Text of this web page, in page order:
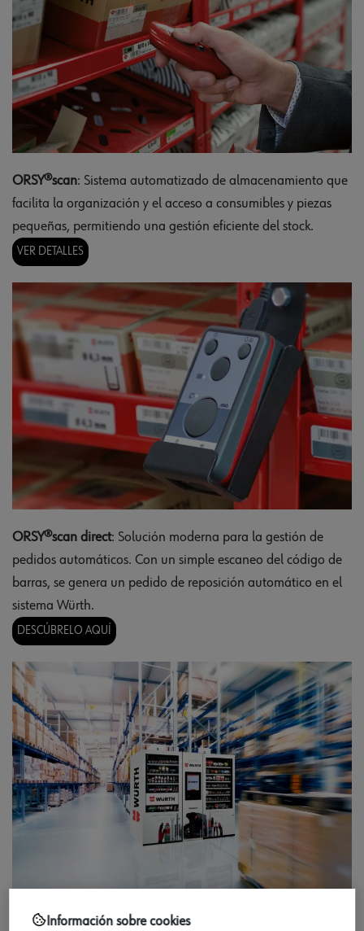
ORSY®scan: Sistema automatizado de almacenamiento que
facilita la organización y el acceso a consumibles y piezas
pequeñas, permitiendo una gestión eficiente del stock.
VER DETALLES
ORSY®scan direct: Solución moderna para la gestión de
pedidos automáticos. Con un simple escaneo del código de
barras, se genera un pedido de reposición automático en el
sistema Würth.
DESCÚBRELO AQUÍ
ORSY®mat: Máquina de dispensación automática de EPIs y
Información sobre cookies